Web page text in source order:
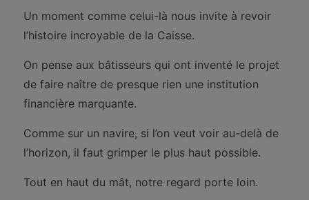
Un moment comme celui-là nous invite à revoir
l’histoire incroyable de la Caisse.
On pense aux bâtisseurs qui ont inventé le projet
de faire naître de presque rien une institution
financière marquante.
Comme sur un navire, si l’on veut voir au-delà de
l’horizon, il faut grimper le plus haut possible.
Tout en haut du mât, notre regard porte loin.